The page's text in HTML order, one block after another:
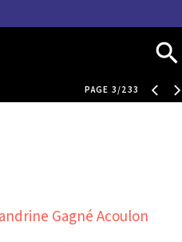
PAGE 3/233
Gagné Acoulon